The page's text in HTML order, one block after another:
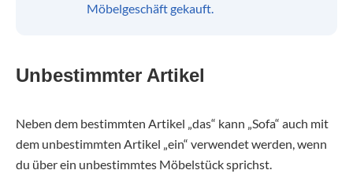
Möbelgeschäft gekauft.
Unbestimmter Artikel
Neben dem bestimmten Artikel „das“ kann „Sofa“ auch mit
dem unbestimmten Artikel „ein“ verwendet werden, wenn
du über ein unbestimmtes Möbelstück sprichst.